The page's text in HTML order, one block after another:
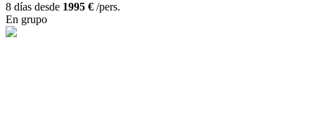
8 días desde 1995 € /pers.
En grupo